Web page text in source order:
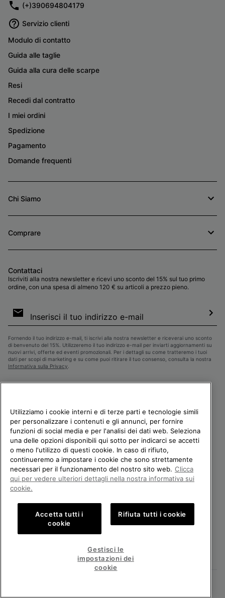
(+)390694804179
Servizio clienti
Modulo di contatto
Guida alle taglie
Guida alla cura delle scarpe
Resi
Recedi dal contratto
I miei ordini
Spedizione
Pagamento
Domande frequenti
Chi Siamo
Comprare
Contattaci
Iscriviti alla nostra newsletter e ricevi uno sconto del 15% sul tuo primo
ordine, con una spesa di almeno 120 € su articoli a prezzo pieno.
e-
Fornendo il tuo indirizzo e-mail, ti iscrivi alla nostra newsletter e riceverai uno sconto
di benvenuto del 15%. Utilizzeremo il tuo indirizzo e-mail per inviarti aggiornamenti su
nuovi arrivi, offerte ed eventi promozionali. Per i dettagli su come tratteremo i tuoi
dati per scopi di marketing e su come puoi ritirare il tuo consenso, consulta la nostra
Informativa sulla Privacy
Italia
©2024Columbia Sportswear Company. Avenue des Morgines, 12 1213
Petit-Lancy Switzerland. Tutti i diritti riservati.
Politica sulla privacy Termini di utilizzo
Condizioni Generali di Vendita
Public CBCR
Servizio clienti: Lun. - Ven. 9:00 - 13:00 & 14:00 - 18:00
Utilizziamo i cookie interni e di terze parti e tecnologie simili
per personalizzare i contenuti e gli annunci, per fornire
funzioni di social media e per l'analisi dei dati web. Seleziona
una delle opzioni disponibili qui sotto per indicarci se accetti
o meno l'utilizzo di questi cookie. In caso di rifiuto,
continueremo a impostare i cookie che sono strettamente
necessari per il funzionamento del nostro sito web. Clicca
qui per vedere ulteriori dettagli nella nostra informativa sui
cookie.
Accetta tutti i
cookie
Rifiuta tutti i cookie
Gestisci le
impostazioni dei
cookie